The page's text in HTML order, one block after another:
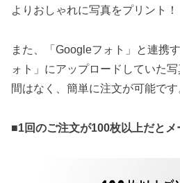
よりおしゃれに写真をプリント！
また、「Googleフォト」と連携
ォト」にアップロードしていた
間はなく、簡単に注文が可能です
■1回のご注文が100枚以上だとメ